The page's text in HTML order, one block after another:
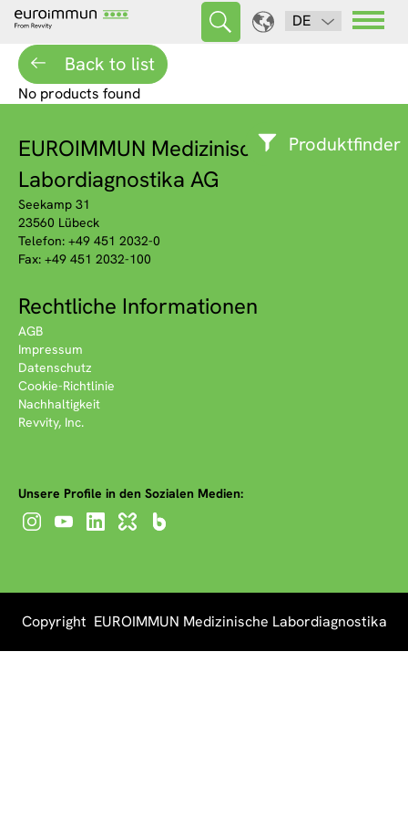
DE
Produktfinder
Back to list
No products found
EUROIMMUN Medizinische
Labordiagnostika AG
Seekamp 31
23560 Lübeck
Telefon: +49 451 2032-0
Fax: +49 451 2032-100
Rechtliche Informationen
AGB
Impressum
Datenschutz
Cookie-Richtlinie
Nachhaltigkeit
Revvity, Inc.
Unsere Profile in den Sozialen Medien:
Copyright EUROIMMUN Medizinische Labordiagnostika